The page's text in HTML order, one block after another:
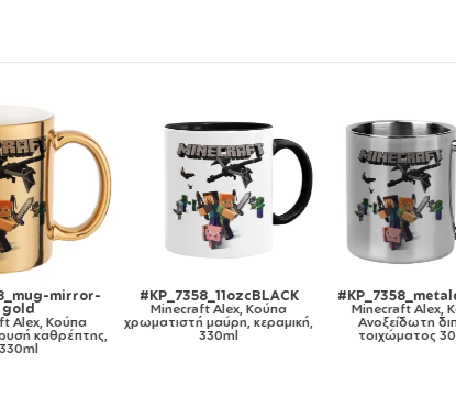
#KP_7358_11ozcBLACK
Minecraft Alex, Κούπα
χρωματιστή μαύρη, κεραμική,
330ml
#KP_7358_metaldouble
Minecraft Alex, Κούπα
Ανοξείδωτη διπλού
τοιχώματος 300ml